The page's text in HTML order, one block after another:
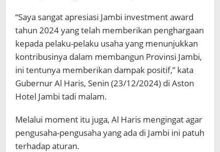
“Saya sangat apresiasi Jambi investment award
tahun 2024 yang telah memberikan penghargaan
kepada pelaku-pelaku usaha yang menunjukkan
kontribusinya dalam membangun Provinsi Jambi,
ini tentunya memberikan dampak positif,” kata
Gubernur Al Haris, Senin (23/12/2024) di Aston
Hotel Jambi tadi malam.
Melalui moment itu juga, Al Haris mengingat agar
pengusaha-pengusaha yang ada di Jambi ini patuh
terhadap aturan.